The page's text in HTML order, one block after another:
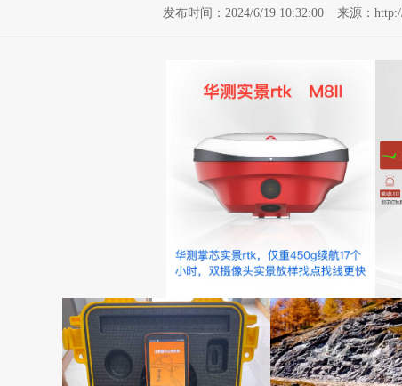
发布时间：2024/6/19 10:32:00 来源：